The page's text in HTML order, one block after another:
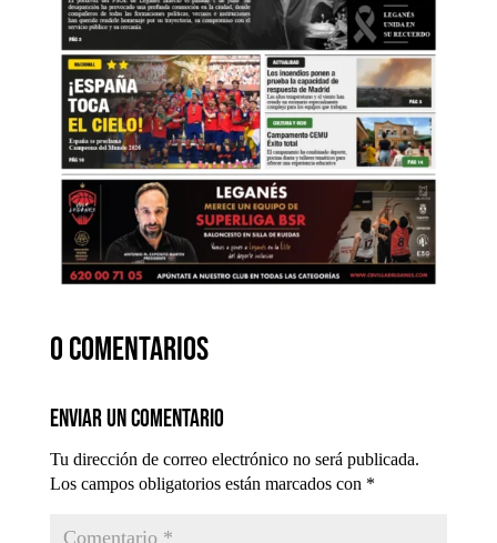
0 comentarios
Enviar un comentario
Tu dirección de correo electrónico no será publicada.
Los campos obligatorios están marcados con *